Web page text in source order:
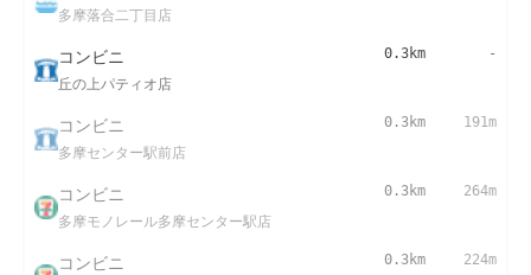
多摩落合二丁目店
コンビニ
丘の上パティオ店
0.3km -
コンビニ
多摩センター駅前店
0.3km 191m
コンビニ
多摩モノレール多摩センター駅店
0.3km 264m
コンビニ 0.3km 224m